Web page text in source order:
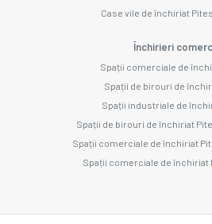
Case vile de închiriat
Închirieri
Spații comerciale de
Spații de birouri de
Spații industriale de
Spații de birouri de închiriat
Spații comerciale de închiriat
Spații comerciale de închiriat